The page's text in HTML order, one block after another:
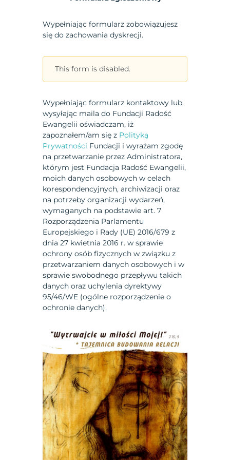
Wypełniając formularz zobowiązujesz
się do zachowania dyskrecji.
This form is disabled.
Wypełniając formularz kontaktowy lub
wysyłając maila do Fundacji Radość
Ewangelii oświadczam, iż
zapoznałem/am się z Polityką
Prywatności Fundacji i wyrażam zgodę
na przetwarzanie przez Administratora,
którym jest Fundacja Radość Ewangelii,
moich danych osobowych w celach
korespondencyjnych, archiwizacji oraz
na potrzeby organizacji wydarzeń,
wymaganych na podstawie art. 7
Rozporządzenia Parlamentu
Europejskiego i Rady (UE) 2016/679 z
dnia 27 kwietnia 2016 r. w sprawie
ochrony osób fizycznych w związku z
przetwarzaniem danych osobowych i w
sprawie swobodnego przepływu takich
danych oraz uchylenia dyrektywy
95/46/WE (ogólne rozporządzenie o
ochronie danych).